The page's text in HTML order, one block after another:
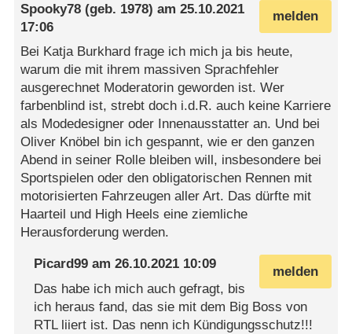
melden
Spooky78 (geb. 1978) am25.10.2021
17:06
Bei Katja Burkhard frage ich mich ja bis heute,
warum die mit ihrem massiven Sprachfehler
ausgerechnet Moderatorin geworden ist. Wer
farbenblind ist, strebt doch i.d.R. auch keine Karriere
als Modedesigner oder Innenausstatter an. Und bei
Oliver Knöbel bin ich gespannt, wie er den ganzen
Abend in seiner Rolle bleiben will, insbesondere bei
Sportspielen oder den obligatorischen Rennen mit
motorisierten Fahrzeugen aller Art. Das dürfte mit
Haarteil und High Heels eine ziemliche
Herausforderung werden.
melden
Picard99 am26.10.2021 10:09
Das habe ich mich auch gefragt, bis
ich heraus fand, das sie mit dem Big Boss von
RTL liiert ist. Das nenn ich Kündigungsschutz!!!